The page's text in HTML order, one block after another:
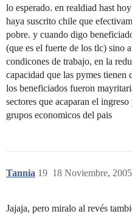
lo esperado. en realdiad hast
haya suscrito chile que
pobre. y cuando digo
(que es el fuerte de los tlc) sino
condicones de trabajo, en la
capacidad que las pymes tienen
los beneficiados fueron
sectores que acaparan el
grupos economicos del pais
Tannia 18 Noviembre,
19
Jajaja, pero miralo al revés